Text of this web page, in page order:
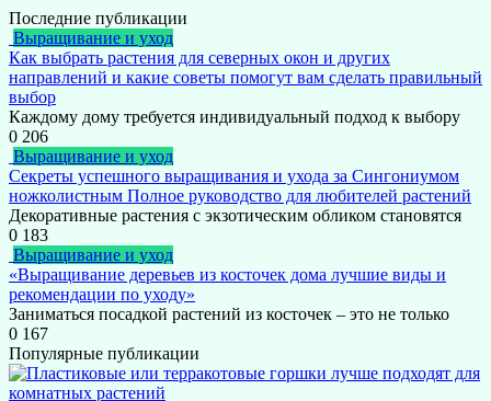
Последние публикации
Выращивание и уход
Как выбрать растения для северных окон и других
направлений и какие советы помогут вам сделать правильный
выбор
Каждому дому требуется индивидуальный подход к выбору
0 206
Выращивание и уход
Секреты успешного выращивания и ухода за Сингониумом
ножколистным Полное руководство для любителей растений
Декоративные растения с экзотическим обликом становятся
0 183
Выращивание и уход
«Выращивание деревьев из косточек дома лучшие виды и
рекомендации по уходу»
Заниматься посадкой растений из косточек – это не только
0 167
Популярные публикации